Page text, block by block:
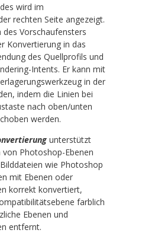
wird im
rechten Seite angezeigt.
des Vorschaufensters
Konvertierung in das
des Quellprofils und
Intents. Er kann mit
in der
indem die Linien bei
nach oben/unten
werden.
unterstützt
Photoshop-Ebenen
wie Photoshop
mit Ebenen oder
korrekt konvertiert,
farblich
Ebenen und
entfernt.